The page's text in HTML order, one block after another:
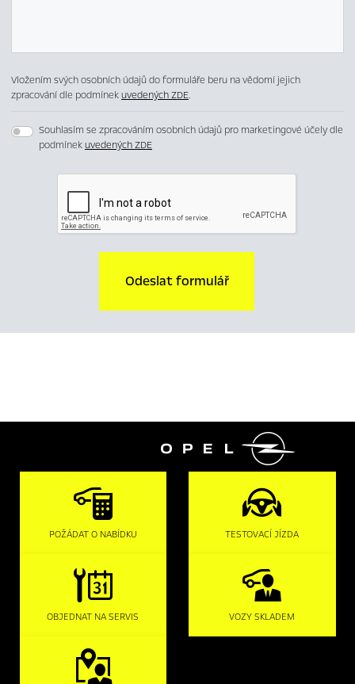
Vložením svých osobních údajů do formuláře beru na vědomí jejich
zpracování dle podmínekuvedených ZDE.
Souhlasím se zpracováním osobních údajů pro marketingové účely dle
podmínekuvedených ZDE
Odeslat formulář

POŽÁDAT O NABÍDKU TESTOVACÍ JÍZDA
OBJEDNAT NA SERVIS VOZY SKLADEM